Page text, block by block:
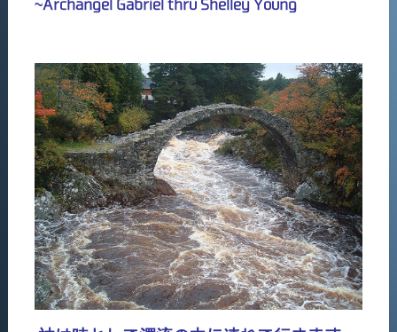
~Archangel Gabriel thru Shelley Young